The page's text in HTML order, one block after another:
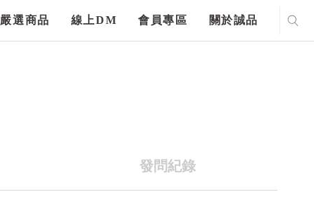
嚴選商品 線上DM 會員專區 關於誠品
發問紀錄